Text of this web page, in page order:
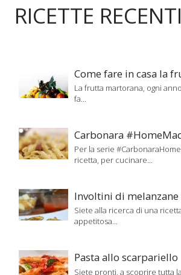
RICETTE RECENTI
Come fare in casa la
La frutta martorana, ogni
fa...
Carbonara
Per la serie
ricetta, per cucinare...
Involtini di
Siete alla ricerca di una
appetitosa...
Pasta allo scarpariello
Siete pronti, a scoprire tutta